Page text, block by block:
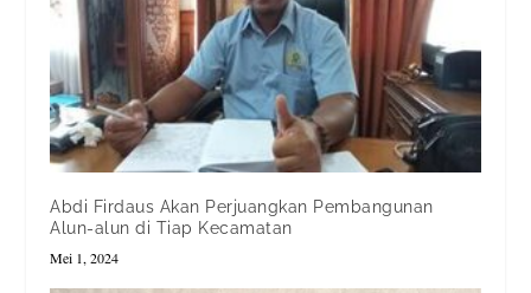
Abdi Firdaus Akan Perjuangkan Pembangunan
Alun-alun di Tiap Kecamatan
Mei 1, 2024